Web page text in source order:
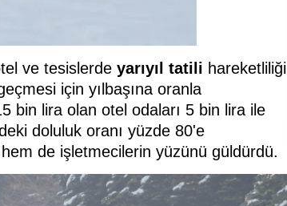
ve tesislerde yarıyıl tatili hareketliliği
için yılbaşına oranla
bin lira olan otel odaları 5 bin lira ile
doluluk oranı yüzde 80'e
de işletmecilerin yüzünü güldürdü.